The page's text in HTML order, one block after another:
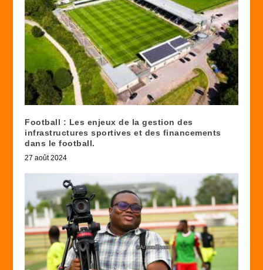
Football : Les enjeux de la gestion des
infrastructures sportives et des financements
dans le football.
27 août 2024